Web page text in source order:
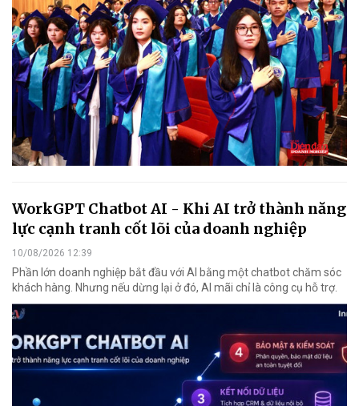
WorkGPT Chatbot AI - Khi AI trở thành năng
lực cạnh tranh cốt lõi của doanh nghiệp
10/08/2026 12:39
Phần lớn doanh nghiệp bắt đầu với AI bằng một chatbot chăm sóc
khách hàng. Nhưng nếu dừng lại ở đó, AI mãi chỉ là công cụ hỗ trợ.